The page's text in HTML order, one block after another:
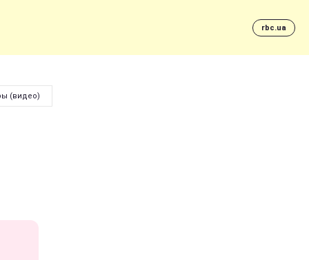
rbc.ua
(видео)